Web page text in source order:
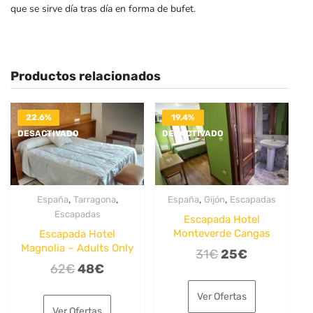
que se sirve día tras día en forma de bufet.
Productos relacionados
22.6%
DESACTIVADO
España, Tarragona,
Escapadas
Escapada Hotel
Magnolia – Adults Only
62€El
original
48€El
19.4%
DESACTIVADO
España, Gijón, Escapadas
Escapada Hotel
Monteverde Cangas
31€El
original
25€El
Ver Ofertas